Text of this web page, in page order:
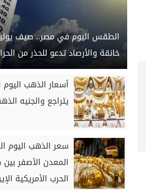
الطقس اليوم في مصر.. صيف
خانقة والأرصاد تدعو للحذر من
يتراجع والجنيه
سعر الذهب اليوم
المعدن الأصفر
الحرب الأمريكية